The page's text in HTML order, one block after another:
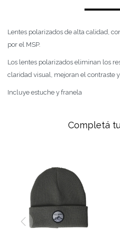
Lentes polarizados de alta calidad,
por el MSP.
Los lentes polarizados eliminan los
claridad visual, mejoran el contraste
Incluye estuche y franela
Completá